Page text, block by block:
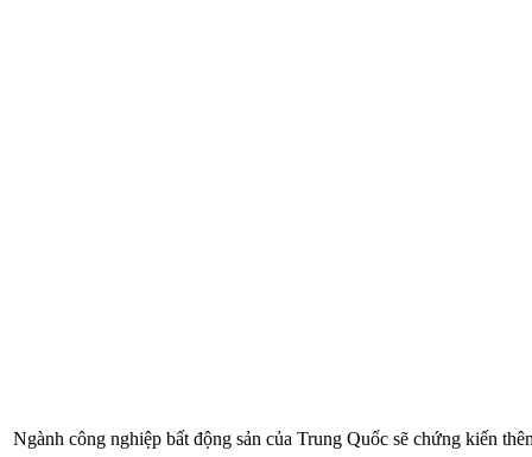
Ngành công nghiệp bất động sản của Trung Quốc sẽ chứng kiến